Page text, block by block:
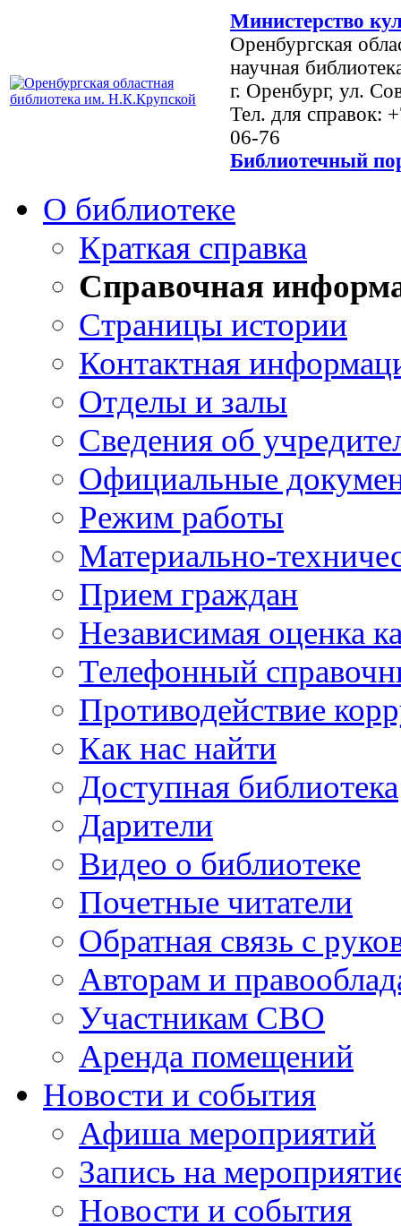
Министерство
Оренбургская
научная
г. Оренбург, ул.
Тел. для справок:
06-76
Библиотечный
О библиотеке
Краткая справка
Справочная
Страницы истории
Контактная
Отделы и залы
Сведения об
Официальные
Режим работы
Материально-
Прием граждан
Независимая оценка
Телефонный
Противодействие
Как нас найти
Доступная библиотека
Дарители
Видео о библиотеке
Почетные читатели
Обратная связь с
Авторам и
Участникам СВО
Аренда помещений
Новости и события
Афиша мероприятий
Запись на
Новости и события